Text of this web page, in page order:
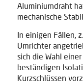
Aluminiumdraht
mechanische
In einigen Fällen,
Umrichter
sich die Wahl
beständigen
Kurzschlüssen